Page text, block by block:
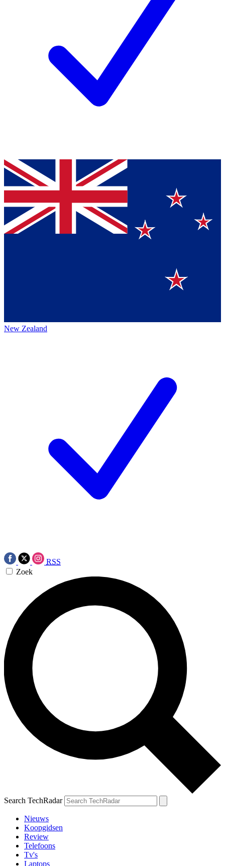
New Zealand
RSS
Zoek
Search TechRadar
Nieuws
Koopgidsen
Review
Telefoons
Tv's
Laptops